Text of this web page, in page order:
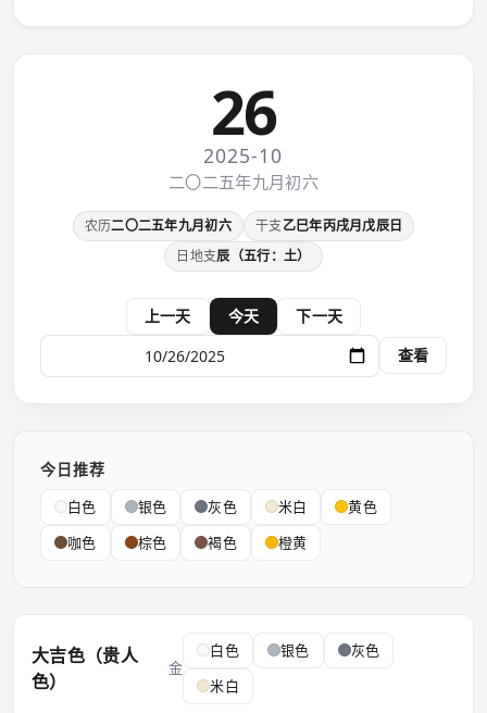
26
2025-10
二〇二五年九月初六
农历二〇二五年九月初六 干支乙巳年丙戌月戊辰日
日地支辰（五行：土）
上一天 今天
下一天
查看
今日推荐
白色 银色 灰色 米白
黄色
咖色
棕色 褐色 橙黄
大吉色（贵人
色）
金
白色 银色
灰色
米白